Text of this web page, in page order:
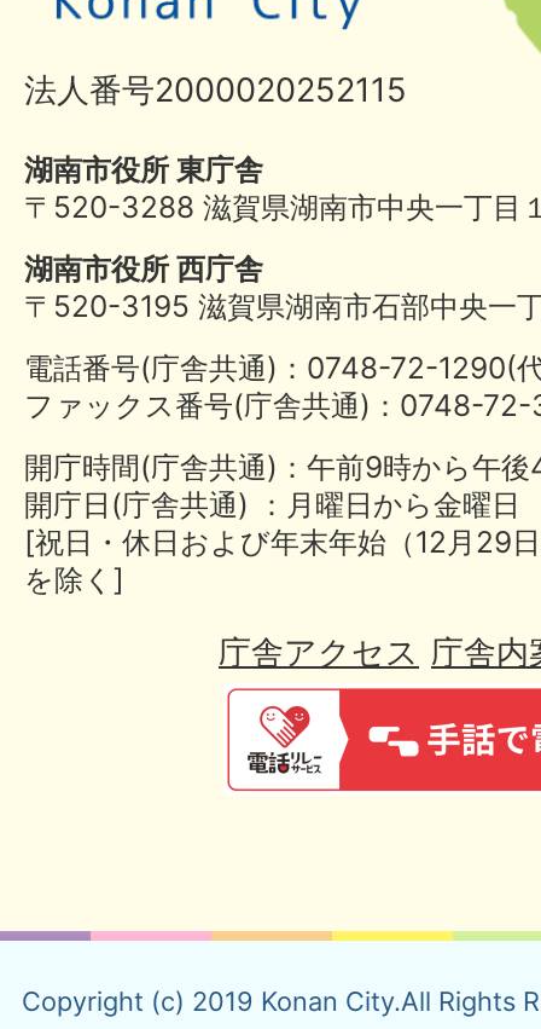
法人番号2000020252115
湖南市役所 東庁舎
〒520-3288 滋賀県湖南市中央一丁目
湖南市役所 西庁舎
〒520-3195 滋賀県湖南市石部中央一
電話番号(庁舎共通)：0748-72-
ファックス番号(庁舎共通)：0748-
開庁時間(庁舎共通)：午前9時から午
開庁日(庁舎共通) ：月曜日から金曜日
[祝日・休日および年末年始（12月29
を除く]
庁舎アクセス 庁舎内
Copyright (c) 2019 Konan City.All Rights